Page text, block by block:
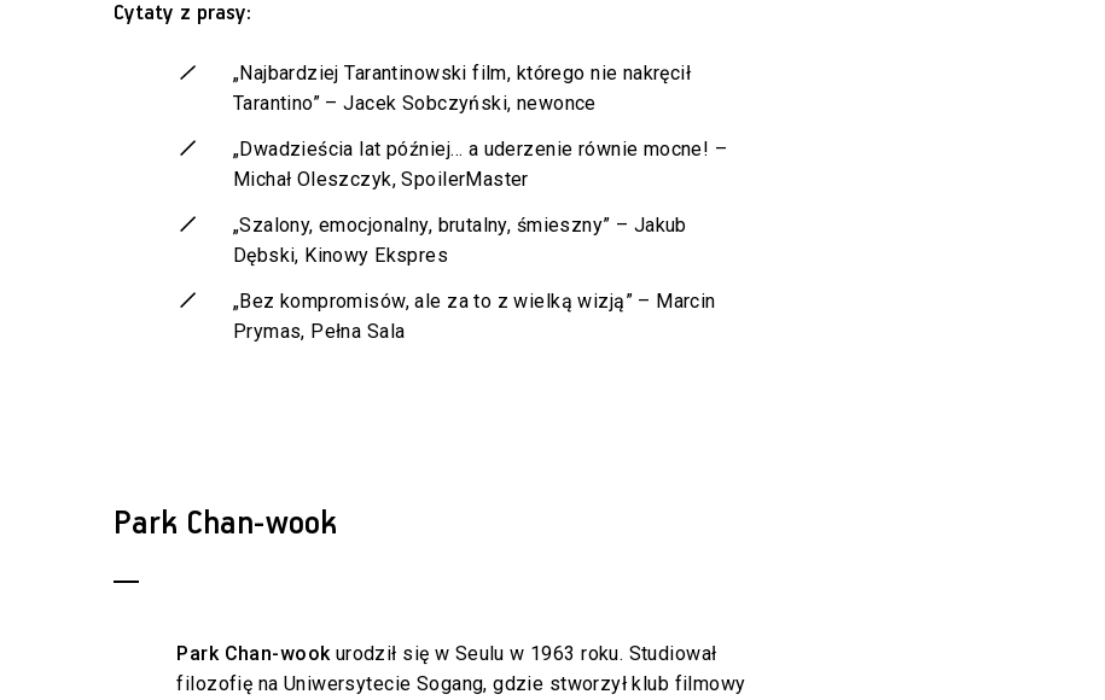
Cytaty z prasy:
„Najbardziej Tarantinowski film, którego nie nakręcił
Tarantino” – Jacek Sobczyński, newonce
„Dwadzieścia lat później… a uderzenie równie mocne! –
Michał Oleszczyk, SpoilerMaster
„Szalony, emocjonalny, brutalny, śmieszny” – Jakub
Dębski, Kinowy Ekspres
„Bez kompromisów, ale za to z wielką wizją” – Marcin
Prymas, Pełna Sala
Park Chan-wook
Park Chan-wook urodził się w Seulu w 1963 roku. Studiował
filozofię na Uniwersytecie Sogang, gdzie stworzył klub filmowy